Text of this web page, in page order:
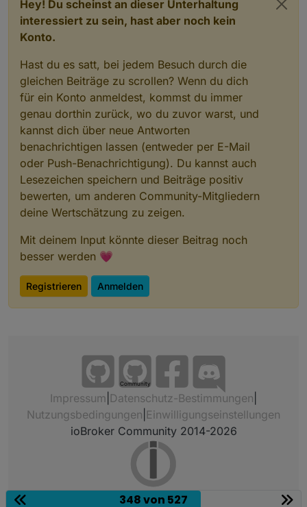
Hey! Du scheinst an dieser Unterhaltung
interessiert zu sein, hast aber noch kein
Konto.
Hast du es satt, bei jedem Besuch durch die
gleichen Beiträge zu scrollen? Wenn du dich
für ein Konto anmeldest, kommst du immer
genau dorthin zurück, wo du zuvor warst, und
kannst dich über neue Antworten
benachrichtigen lassen (entweder per E-Mail
oder Push-Benachrichtigung). Du kannst auch
Lesezeichen speichern und Beiträge positiv
bewerten, um anderen Community-Mitgliedern
deine Wertschätzung zu zeigen.
Mit deinem Input könnte dieser Beitrag noch
besser werden 💗
Registrieren Anmelden
Community
Impressum Datenschutz-Bestimmungen
Nutzungsbedingungen Einwilligungseinstellungen
ioBroker Community 2014-2026
348 von 527